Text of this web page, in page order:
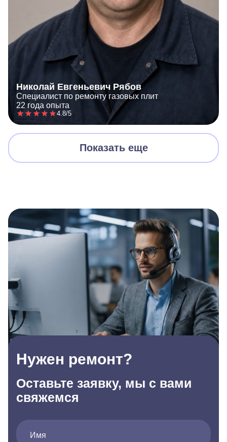
Николай Евгеньевич Рябов
Специалист по ремонту газовых плит
22 года опыта
4.8/5
Показать еще
Нужен ремонт?
Оставьте заявку, мы с вами
свяжемся
Имя